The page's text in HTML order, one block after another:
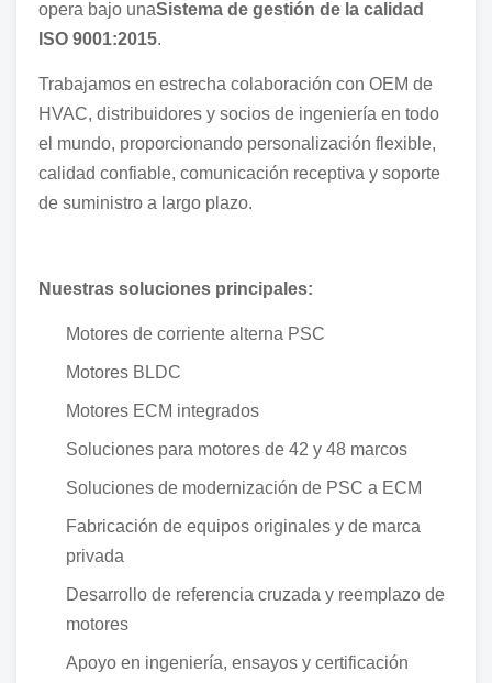
opera bajo unaSistema de gestión de la calidad
ISO 9001:2015.
Trabajamos en estrecha colaboración con OEM de
HVAC, distribuidores y socios de ingeniería en todo
el mundo, proporcionando personalización flexible,
calidad confiable, comunicación receptiva y soporte
de suministro a largo plazo.
Nuestras soluciones principales:
Motores de corriente alterna PSC
Motores BLDC
Motores ECM integrados
Soluciones para motores de 42 y 48 marcos
Soluciones de modernización de PSC a ECM
Fabricación de equipos originales y de marca
privada
Desarrollo de referencia cruzada y reemplazo de
motores
Apoyo en ingeniería, ensayos y certificación